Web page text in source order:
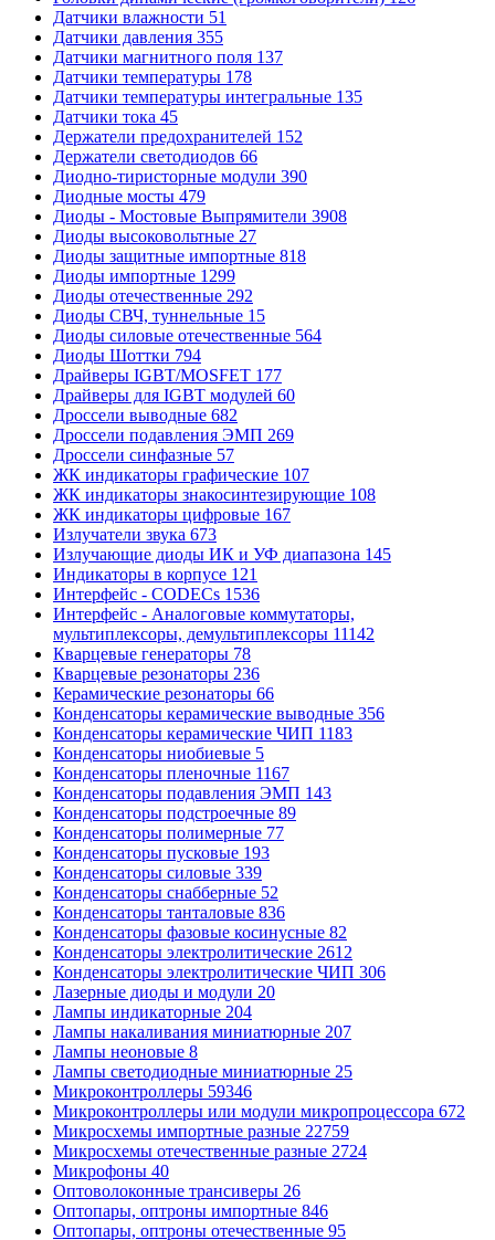
Датчики влажности 51
Датчики давления 355
Датчики магнитного поля 137
Датчики температуры 178
Датчики температуры интегральные 135
Датчики тока 45
Держатели предохранителей 152
Держатели светодиодов 66
Диодно-тиристорные модули 390
Диодные мосты 479
Диоды - Мостовые Выпрямители 3908
Диоды высоковольтные 27
Диоды защитные импортные 818
Диоды импортные 1299
Диоды отечественные 292
Диоды СВЧ, туннельные 15
Диоды силовые отечественные 564
Диоды Шоттки 794
Драйверы IGBT/MOSFET 177
Драйверы для IGBT модулей 60
Дроссели выводные 682
Дроссели подавления ЭМП 269
Дроссели синфазные 57
ЖК индикаторы графические 107
ЖК индикаторы знакосинтезирующие 108
ЖК индикаторы цифровые 167
Излучатели звука 673
Излучающие диоды ИК и УФ диапазона 145
Индикаторы в корпусе 121
Интерфейс - CODECs 1536
Интерфейс - Аналоговые коммутаторы,
мультиплексоры, демультиплексоры 11142
Кварцевые генераторы 78
Кварцевые резонаторы 236
Керамические резонаторы 66
Конденсаторы керамические выводные 356
Конденсаторы керамические ЧИП 1183
Конденсаторы ниобиевые 5
Конденсаторы пленочные 1167
Конденсаторы подавления ЭМП 143
Конденсаторы подстроечные 89
Конденсаторы полимерные 77
Конденсаторы пусковые 193
Конденсаторы силовые 339
Конденсаторы снабберные 52
Конденсаторы танталовые 836
Конденсаторы фазовые косинусные 82
Конденсаторы электролитические 2612
Конденсаторы электролитические ЧИП 306
Лазерные диоды и модули 20
Лампы индикаторные 204
Лампы накаливания миниатюрные 207
Лампы неоновые 8
Лампы светодиодные миниатюрные 25
Микроконтроллеры 59346
Микроконтроллеры или модули микропроцессора 672
Микросхемы импортные разные 22759
Микросхемы отечественные разные 2724
Микрофоны 40
Оптоволоконные трансиверы 26
Оптопары, оптроны импортные 846
Оптопары, оптроны отечественные 95